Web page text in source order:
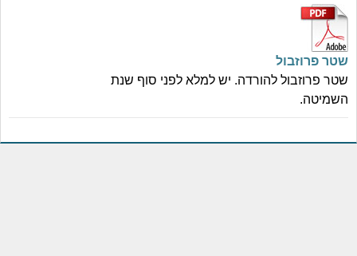
שטר פרוזבול
שטר פרוזבול להורדה. יש למלא לפני סוף שנת
השמיטה.